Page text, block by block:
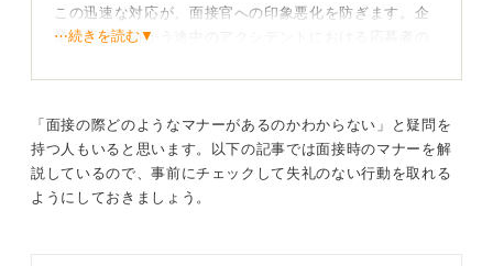
人によって違いますが、早い学生だと1時間前には到着し
近くのカフェなどで待機していたと聞きました。私の肌
気がします。
電車の遅延で遅刻してしまっても、遅刻は遅刻。事情は
もちろん考慮してもらえますが、「遅延のせいだから自
分のせいではない」という態度ではなく、遅刻をしてし
まったことに対して、真摯に謝罪するようにしてくださ
この迅速な対応が、面接官への印象悪化を防ぎます。企
業は面接に向かう途中のアクシデントにおける応募者の
社会人としての責任感とコミュニケーション能力を示す
機会となるからです。
謝罪とともに企業の意向を確認しよう
⋯続きを読む▼
「面接の際どのようなマナーがあるのかわからない」と疑問を
持つ人もいると思います。以下の記事では面接時のマナーを解
説しているので、事前にチェックして失礼のない行動を取れる
ようにしておきましょう。